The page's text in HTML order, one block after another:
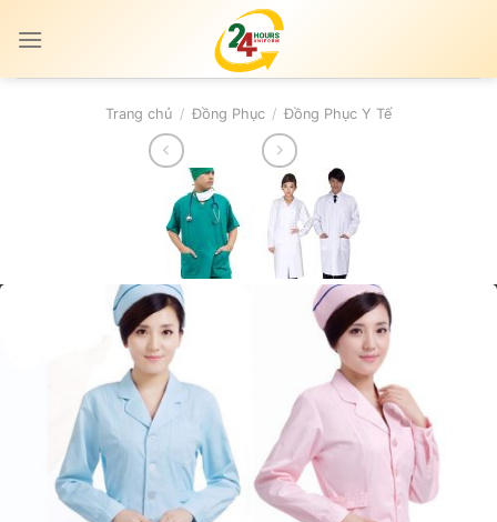
Trang chủ / Đồng Phục / Đồng Phục Y Tế